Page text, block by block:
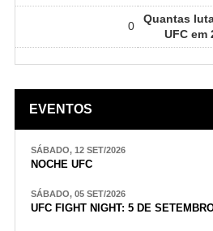
0
Quantas
UFC em
EVENTOS
SÁBADO, 12 SET/2026
NOCHE UFC
SÁBADO, 05 SET/2026
UFC FIGHT NIGHT: 5 DE